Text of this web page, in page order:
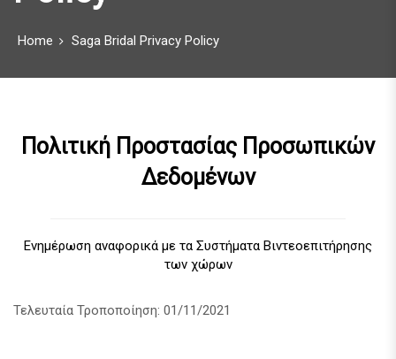
Home Saga Bridal Privacy Policy
Πολιτική Προστασίας Προσωπικών
Δεδομένων
Ενημέρωση αναφορικά με τα Συστήματα Βιντεοεπιτήρησης
των χώρων
Τελευταία Τροποποίηση: 01/11/2021